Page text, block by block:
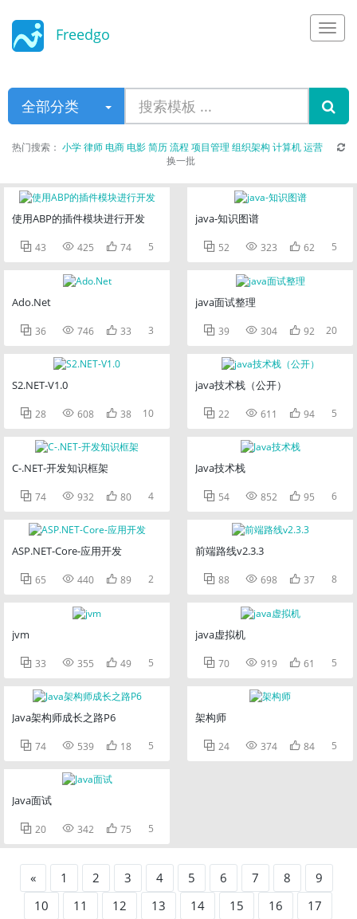
Freedgo
全部分类
热门搜索： 小学律师电商电影简历流程 项目管理 组织架构 计算机运营
换一批
使用ABP的插件模块进行开发
 43  425  74 5
Ado.Net
 36  746  33 3
S2.NET-V1.0
 28  608  38 10
C-.NET-开发知识框架
 74  932  80 4
ASP.NET-Core-应用开发
 65  440  89 2
jvm
 33  355  49 5
Java架构师成长之路P6
 74  539  18 5
Java面试
 20  342  75 5
java-知识图谱
 52  323  62 5
java面试整理
 39  304  92 20
java技术栈（公开）
 22  611  94 5
Java技术栈
 54  852  95 6
前端路线v2.3.3
 88  698  37 8
java虚拟机
 70  919  61 5
架构师
 24  374  84 5
« 1 2 3 4 5 6 7 8
9
10
11 12 13 14 15 16
17